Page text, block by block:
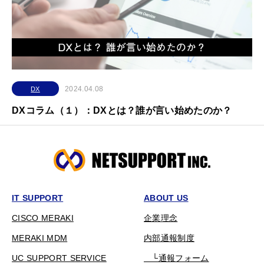
DX 2024.04.08
DXコラム（１）：DXとは？誰が言い始めたのか？
IT SUPPORT
CISCO MERAKI
MERAKI MDM
UC SUPPORT SERVICE
ABOUT US
企業理念
内部通報制度
└通報フォーム